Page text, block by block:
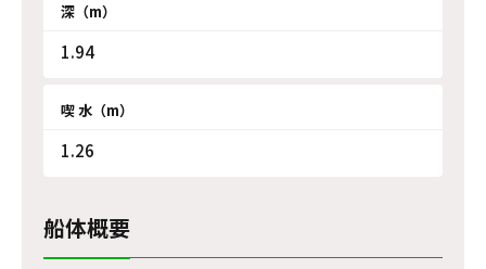
深（m）
1.94
喫 水（m）
1.26
船体概要